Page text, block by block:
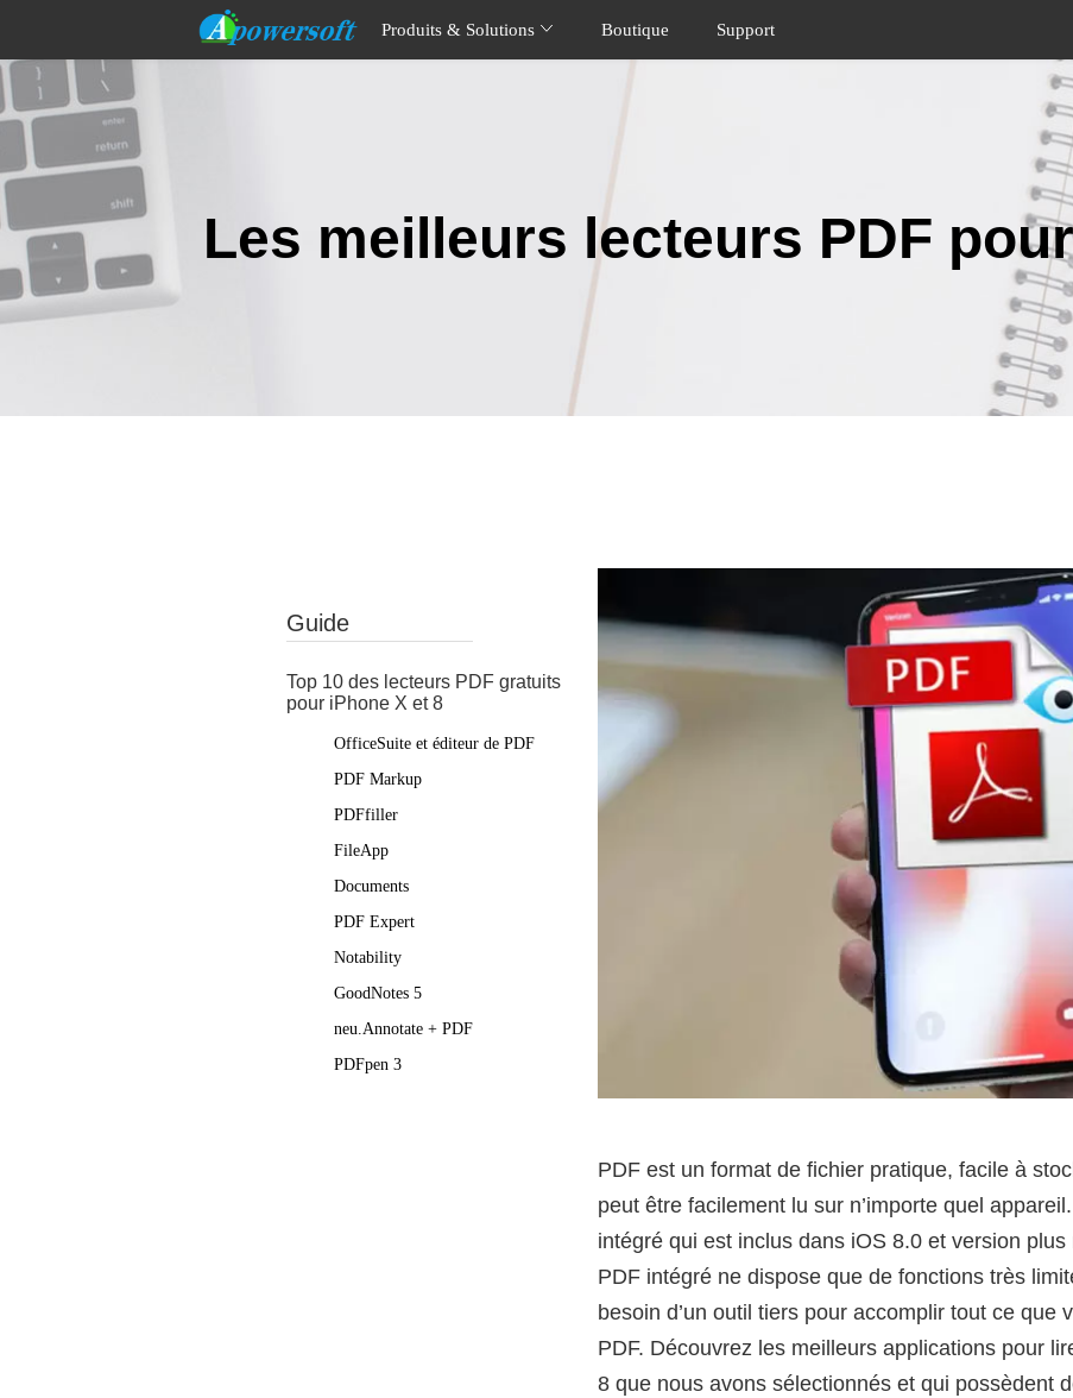
Produits & Solutions Boutique Support
Les meilleurs lecteurs PDF
Guide
Top 10 des lecteurs PDF gratuits
pour iPhone X et 8
OfficeSuite et éditeur de PDF
PDF Markup
PDFfiller
FileApp
Documents
PDF Expert
Notability
GoodNotes 5
neu.Annotate + PDF
PDFpen 3
PDF est un format de fichier pratique, facile à
peut être facilement lu sur n’importe quel
intégré qui est inclus dans iOS 8.0 et version
PDF intégré ne dispose que de fonctions très
besoin d’un outil tiers pour accomplir tout ce que
PDF. Découvrez les meilleurs applications pour
8 que nous avons sélectionnés et qui possèdent